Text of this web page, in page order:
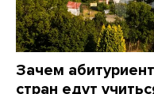
Зачем
стран едут